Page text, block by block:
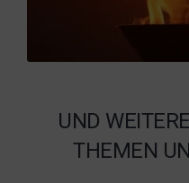
UND
THEMEN